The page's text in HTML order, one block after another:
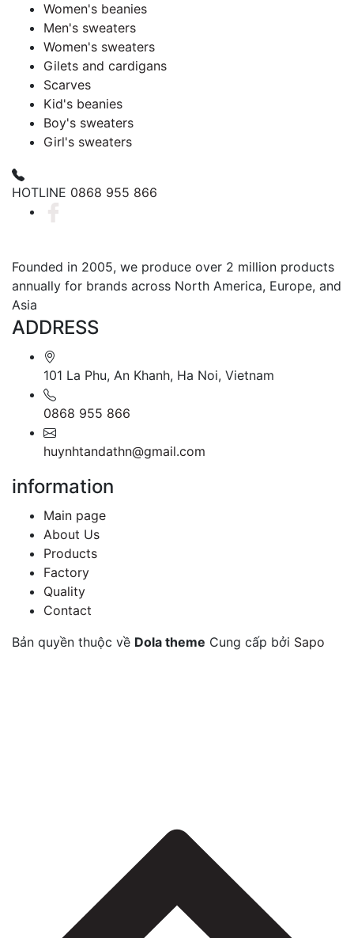
Women's beanies
Men's sweaters
Women's sweaters
Gilets and cardigans
Scarves
Kid's beanies
Boy's sweaters
Girl's sweaters
HOTLINE 0868 955 866
Founded in 2005, we produce over 2 million products
annually for brands across North America, Europe, and
Asia
ADDRESS
101 La Phu, An Khanh, Ha Noi, Vietnam
0868 955 866
huynhtandathn@gmail.com
information
Main page
About Us
Products
Factory
Quality
Contact
Bản quyền thuộc về Dola theme Cung cấp bởi Sapo